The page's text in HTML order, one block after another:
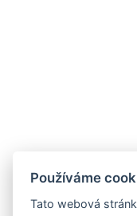
Používáme
Tato webová